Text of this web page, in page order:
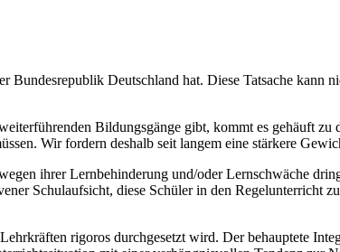
Deutschland hat. Diese Tatsache kann
Bildungsgänge gibt, kommt es gehäuft zu
Wir fordern deshalb seit langem eine stärkere
ihrer Lernbehinderung und/oder Lernschwäche
Schulaufsicht, diese Schüler in den Regelunterricht
rigoros durchgesetzt wird. Der behauptete